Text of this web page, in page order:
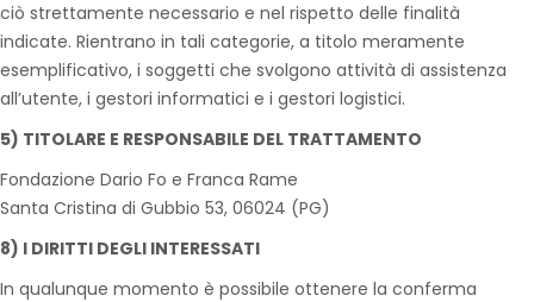
ciò strettamente necessario e nel rispetto delle finalità
indicate. Rientrano in tali categorie, a titolo meramente
esemplificativo, i soggetti che svolgono attività di assistenza
all’utente, i gestori informatici e i gestori logistici.
5) TITOLARE E RESPONSABILE DEL TRATTAMENTO
Fondazione Dario Fo e Franca Rame
Santa Cristina di Gubbio 53, 06024 (PG)
8) I DIRITTI DEGLI INTERESSATI
In qualunque momento è possibile ottenere la conferma